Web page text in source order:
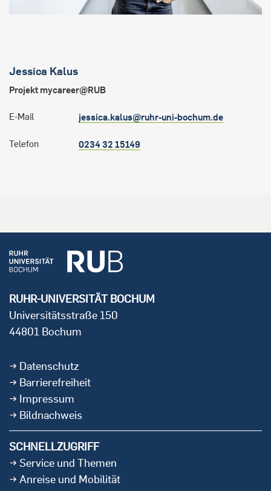
Jessica Kalus
Projekt mycareer@RUB
E-Mail jessica.kalus@ruhr-uni-bochum.de
Telefon 0234 32 15149
RUHR-UNIVERSITÄT BOCHUM
Universitätsstraße 150
44801 Bochum
Datenschutz
Barrierefreiheit
Impressum
Bildnachweis
SCHNELLZUGRIFF
Service und Themen
Anreise und Mobilität